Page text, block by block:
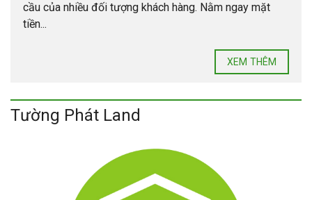
cầu của nhiều đối tượng khách hàng. Nằm ngay mặt
tiền...
XEM THÊM
Tường Phát Land